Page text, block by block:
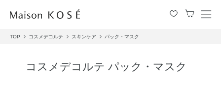
メ
TOP コスメデコルテ スキンケア パック・マスク
コスメデコルテ パック・マスク